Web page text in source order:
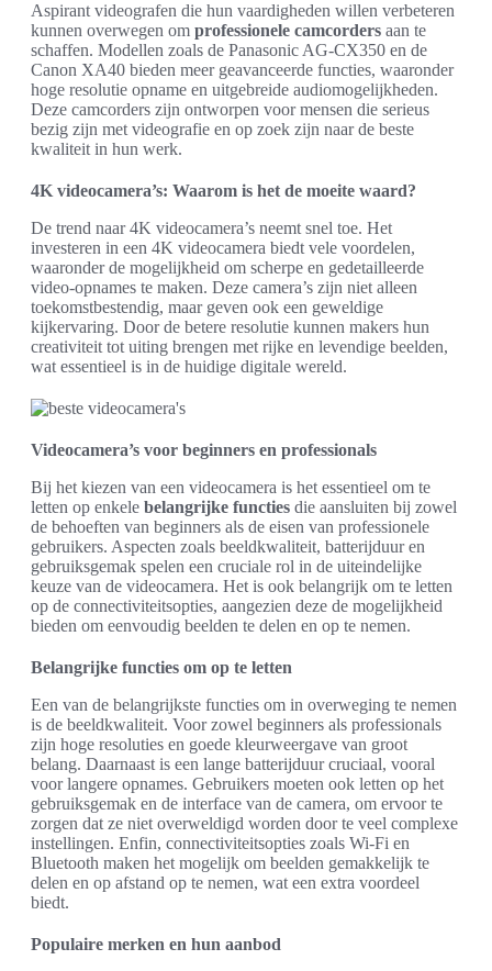
Aspirant videografen die hun vaardigheden willen verbeteren
kunnen overwegen om professionele camcorders aan te
schaffen. Modellen zoals de Panasonic AG-CX350 en de
Canon XA40 bieden meer geavanceerde functies, waaronder
hoge resolutie opname en uitgebreide audiomogelijkheden.
Deze camcorders zijn ontworpen voor mensen die serieus
bezig zijn met videografie en op zoek zijn naar de beste
kwaliteit in hun werk.
4K videocamera’s: Waarom is het de moeite waard?
De trend naar 4K videocamera’s neemt snel toe. Het
investeren in een 4K videocamera biedt vele voordelen,
waaronder de mogelijkheid om scherpe en gedetailleerde
video-opnames te maken. Deze camera’s zijn niet alleen
toekomstbestendig, maar geven ook een geweldige
kijkervaring. Door de betere resolutie kunnen makers hun
creativiteit tot uiting brengen met rijke en levendige beelden,
wat essentieel is in de huidige digitale wereld.
Videocamera’s voor beginners en professionals
Bij het kiezen van een videocamera is het essentieel om te
letten op enkele belangrijke functies die aansluiten bij zowel
de behoeften van beginners als de eisen van professionele
gebruikers. Aspecten zoals beeldkwaliteit, batterijduur en
gebruiksgemak spelen een cruciale rol in de uiteindelijke
keuze van de videocamera. Het is ook belangrijk om te letten
op de connectiviteitsopties, aangezien deze de mogelijkheid
bieden om eenvoudig beelden te delen en op te nemen.
Belangrijke functies om op te letten
Een van de belangrijkste functies om in overweging te nemen
is de beeldkwaliteit. Voor zowel beginners als professionals
zijn hoge resoluties en goede kleurweergave van groot
belang. Daarnaast is een lange batterijduur cruciaal, vooral
voor langere opnames. Gebruikers moeten ook letten op het
gebruiksgemak en de interface van de camera, om ervoor te
zorgen dat ze niet overweldigd worden door te veel complexe
instellingen. Enfin, connectiviteitsopties zoals Wi-Fi en
Bluetooth maken het mogelijk om beelden gemakkelijk te
delen en op afstand op te nemen, wat een extra voordeel
biedt.
Populaire merken en hun aanbod